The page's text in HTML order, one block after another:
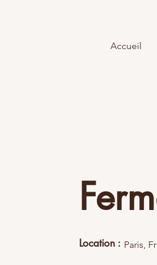
Accueil
Location : Paris,